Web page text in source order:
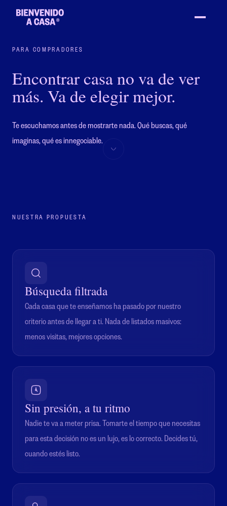
PARA COMPRADORES
Encontrar casa no va de ver
más. Va de elegir mejor.
Te escuchamos antes de mostrarte nada. Qué buscas, qué
imaginas, qué es innegociable.
NUESTRA PROPUESTA
Búsqueda filtrada
Cada casa que te enseñamos ha pasado por nuestro
criterio antes de llegar a ti. Nada de listados masivos:
menos visitas, mejores opciones.
Sin presión, a tu ritmo
Nadie te va a meter prisa. Tomarte el tiempo que necesitas
para esta decisión no es un lujo, es lo correcto. Decides tú,
cuando estés listo.